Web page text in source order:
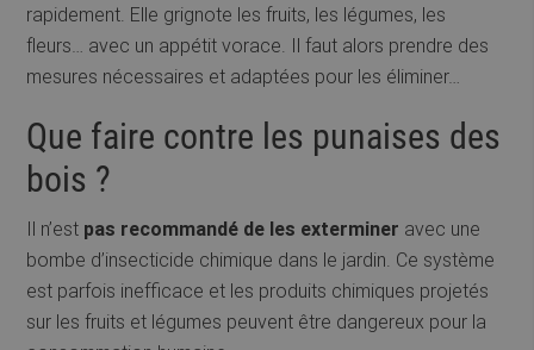
rapidement. Elle grignote les fruits, les légumes, les
fleurs… avec un appétit vorace. Il faut alors prendre des
mesures nécessaires et adaptées pour les éliminer…
Que faire contre les punaises des
bois ?
Il n’est pas recommandé de les exterminer avec une
bombe d’insecticide chimique dans le jardin. Ce système
est parfois inefficace et les produits chimiques projetés
sur les fruits et légumes peuvent être dangereux pour la